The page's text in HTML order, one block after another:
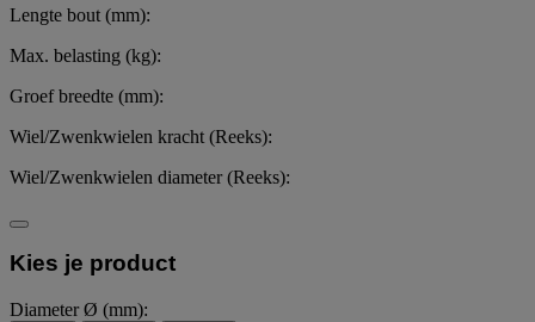
Lengte bout (mm):
Max. belasting (kg):
Groef breedte (mm):
Wiel/Zwenkwielen kracht (Reeks):
Wiel/Zwenkwielen diameter (Reeks):
Kies je product
Diameter Ø (mm):